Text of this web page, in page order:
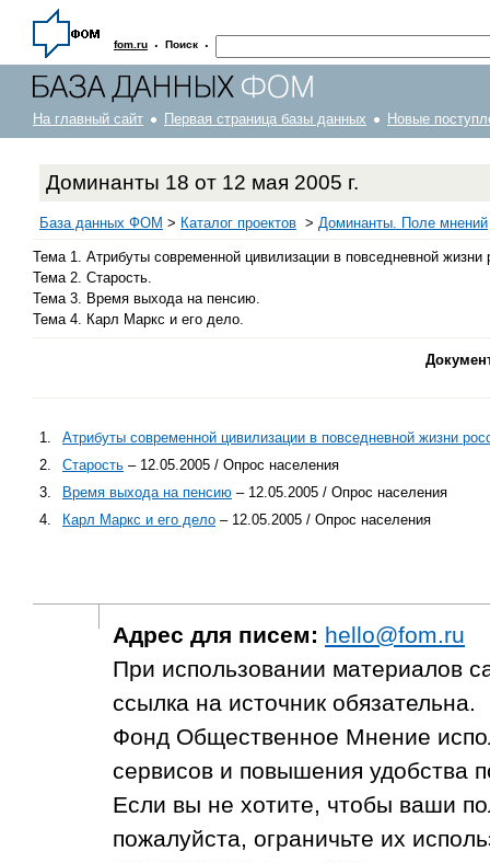
fom.ru · Поиск ·
На главный сайт Первая страница базы данных Новые
Доминанты 18 от 12 мая 2005 г.
База данных ФОМ > Каталог проектов > Доминанты. Поле мнений
Тема 1. Атрибуты современной цивилизации в повседневной жизни
Тема 2. Старость.
Тема 3. Время выхода на пенсию.
Тема 4. Карл Маркс и его дело.
1.
Атрибуты современной цивилизации в повседневной жизни
2.
Старость – 12.05.2005 / Опрос населения
3.
Время выхода на пенсию – 12.05.2005 / Опрос населения
4.
Карл Маркс и его дело – 12.05.2005 / Опрос населения
Адрес для писем: hello@fom.ru
При использовании материалов
ссылка на источник обязательна.
Фонд Общественное Мнение
сервисов и повышения удобства
Если вы не хотите, чтобы ваши
пожалуйста, ограничьте их